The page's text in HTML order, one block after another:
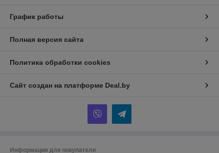
График работы
Полная версия сайта
Политика обработки cookies
Сайт создан на платформе Deal.by
Информация для покупателя